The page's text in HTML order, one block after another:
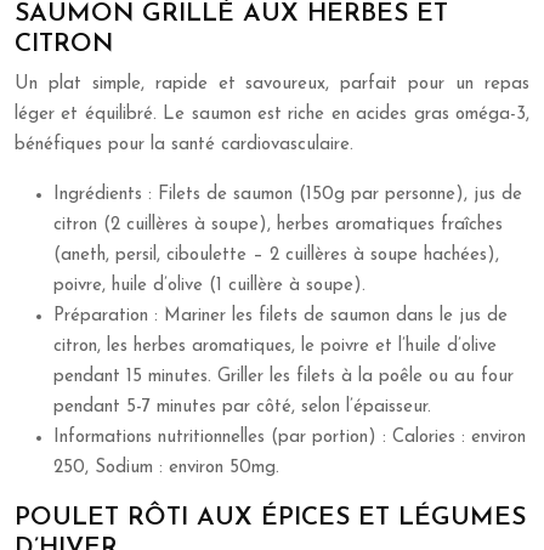
SAUMON GRILLÉ AUX HERBES ET
CITRON
Un plat simple, rapide et savoureux, parfait pour un repas
léger et équilibré. Le saumon est riche en acides gras oméga-3,
bénéfiques pour la santé cardiovasculaire.
Ingrédients : Filets de saumon (150g par personne), jus de
citron (2 cuillères à soupe), herbes aromatiques fraîches
(aneth, persil, ciboulette – 2 cuillères à soupe hachées),
poivre, huile d’olive (1 cuillère à soupe).
Préparation : Mariner les filets de saumon dans le jus de
citron, les herbes aromatiques, le poivre et l’huile d’olive
pendant 15 minutes. Griller les filets à la poêle ou au four
pendant 5-7 minutes par côté, selon l’épaisseur.
Informations nutritionnelles (par portion) : Calories : environ
250, Sodium : environ 50mg.
POULET RÔTI AUX ÉPICES ET LÉGUMES